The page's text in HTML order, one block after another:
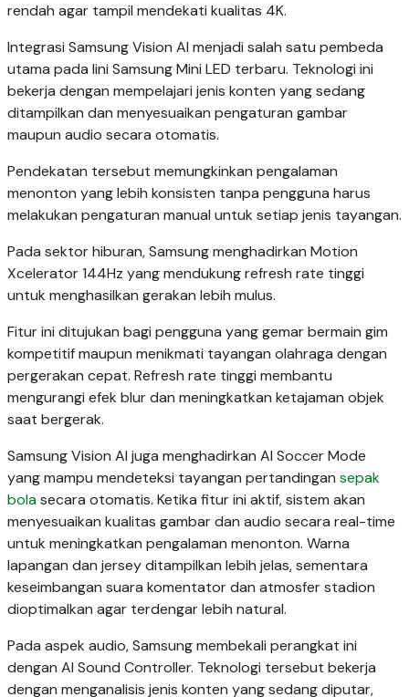
rendah agar tampil mendekati kualitas 4K.
Integrasi Samsung Vision AI menjadi salah satu pembeda
utama pada lini Samsung Mini LED terbaru. Teknologi ini
bekerja dengan mempelajari jenis konten yang sedang
ditampilkan dan menyesuaikan pengaturan gambar
maupun audio secara otomatis.
Pendekatan tersebut memungkinkan pengalaman
menonton yang lebih konsisten tanpa pengguna harus
melakukan pengaturan manual untuk setiap jenis tayangan.
Pada sektor hiburan, Samsung menghadirkan Motion
Xcelerator 144Hz yang mendukung refresh rate tinggi
untuk menghasilkan gerakan lebih mulus.
Fitur ini ditujukan bagi pengguna yang gemar bermain gim
kompetitif maupun menikmati tayangan olahraga dengan
pergerakan cepat. Refresh rate tinggi membantu
mengurangi efek blur dan meningkatkan ketajaman objek
saat bergerak.
Samsung Vision AI juga menghadirkan AI Soccer Mode
yang mampu mendeteksi tayangan pertandingan sepak
bolasecara otomatis. Ketika fitur ini aktif, sistem akan
menyesuaikan kualitas gambar dan audio secara real-time
untuk meningkatkan pengalaman menonton. Warna
lapangan dan jersey ditampilkan lebih jelas, sementara
keseimbangan suara komentator dan atmosfer stadion
dioptimalkan agar terdengar lebih natural.
Pada aspek audio, Samsung membekali perangkat ini
dengan AI Sound Controller. Teknologi tersebut bekerja
dengan menganalisis jenis konten yang sedang diputar,